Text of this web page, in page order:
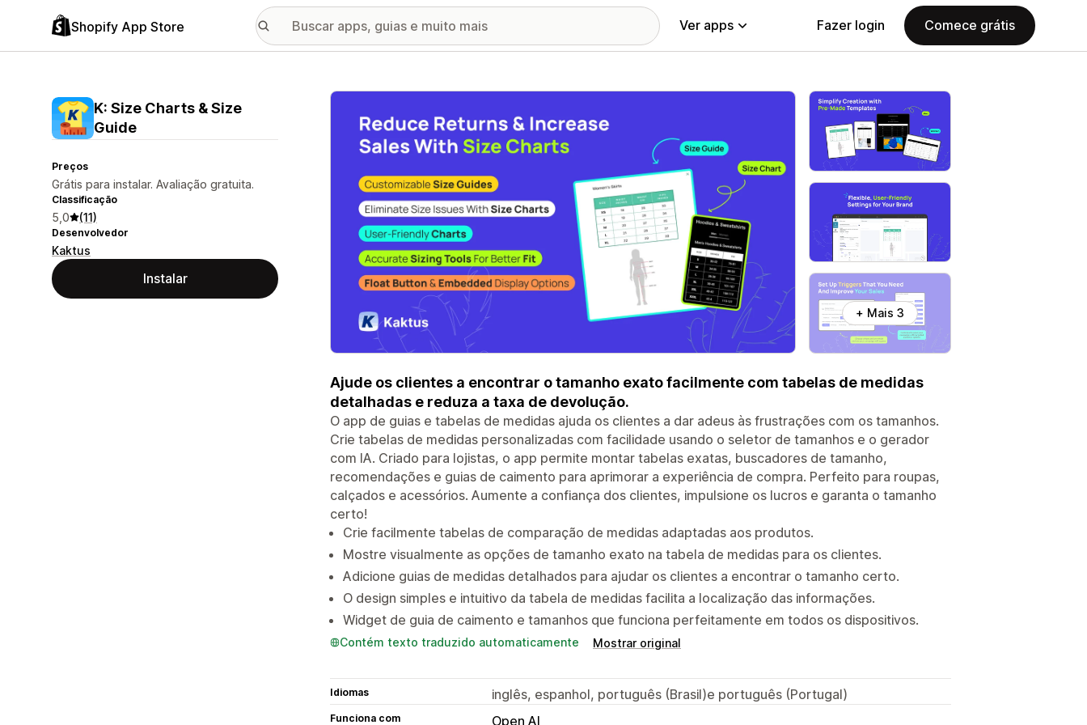
Shopify App Store Ver apps Fazer login Comece grátis
K: Size Charts & Size
Guide
Preços
Grátis para instalar. Avaliação gratuita.
Classificação
5,0 (11)
Desenvolvedor
Kaktus
Instalar
Galeria de imagens em destaque
+ Mais 3
Ajude os clientes a encontrar o tamanho exato facilmente com tabelas de medidas
detalhadas e reduza a taxa de devolução.
O app de guias e tabelas de medidas ajuda os clientes a dar adeus às frustrações com os tamanhos.
Crie tabelas de medidas personalizadas com facilidade usando o seletor de tamanhos e o gerador
com IA. Criado para lojistas, o app permite montar tabelas exatas, buscadores de tamanho,
recomendações e guias de caimento para aprimorar a experiência de compra. Perfeito para roupas,
calçados e acessórios. Aumente a confiança dos clientes, impulsione os lucros e garanta o tamanho
certo!
Crie facilmente tabelas de comparação de medidas adaptadas aos produtos.
Mostre visualmente as opções de tamanho exato na tabela de medidas para os clientes.
Adicione guias de medidas detalhados para ajudar os clientes a encontrar o tamanho certo.
O design simples e intuitivo da tabela de medidas facilita a localização das informações.
Widget de guia de caimento e tamanhos que funciona perfeitamente em todos os dispositivos.
Contém texto traduzido automaticamente Mostrar original
Idiomas inglês, espanhol, português (Brasil)e português (Portugal)
Funciona com Open AI